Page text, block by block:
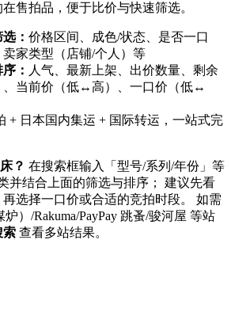
售拍品，便于比价与快速筛选。
： 价格区间、成色/状态、是否一口
家类型（店铺/个人）等
： 人气、最新上架、出价数量、剩余
当前价（低↔高）、一口价（低↔
+ 日本国内集运 + 国际转运，一站式完
？ 在搜索框输入「型号/系列/年份」等
并结合上面的筛选与排序； 建议先看
选择一口价或合适的竞拍时段。 如需
炉）/Rakuma/PayPay 跳蚤/骏河屋 等站
索 查看多站结果。